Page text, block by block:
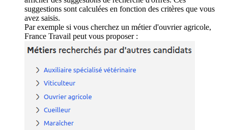
suggestions sont calculées en fonction des critères que vous
avez saisis.
Par exemple si vous cherchez un métier d'ouvrier agricole,
France Travail peut vous proposer :